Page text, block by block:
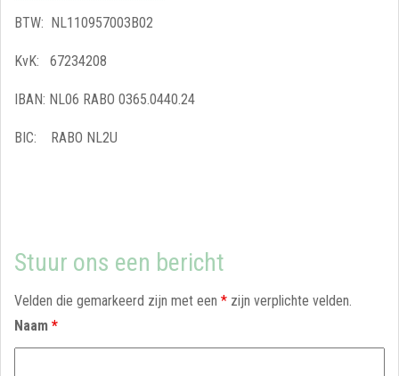
BTW: NL110957003B02
KvK: 67234208
IBAN: NL06 RABO 0365.0440.24
BIC: RABO NL2U
Stuur ons een bericht
Velden die gemarkeerd zijn met een * zijn verplichte velden.
Naam *